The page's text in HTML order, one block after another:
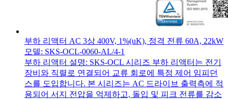
부하 리액터 AC 3상 400V, 1%(uK), 정격 전류 60A, 22kW
모델: SKS-OCL-0060-AL/4-1
부하 리액터 설명: SKS-OCL 시리즈 부하 리액터는 전기
장비와 직렬로 연결되어 교류 회로에 특정 제어 임피던
스를 도입합니다. 본 시리즈는 AC 드라이브 출력측에 적
용되어 서지 전압을 억제하고, 돌입 및 피크 전류를 감소